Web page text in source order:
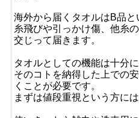
海外から届くタオルはB品
糸飛びや引っかけ傷、他糸
交じって届きます。
タオルとしての機能は十分
そのコトを納得した上での
くことが必要です。
まずは値段重視という方に